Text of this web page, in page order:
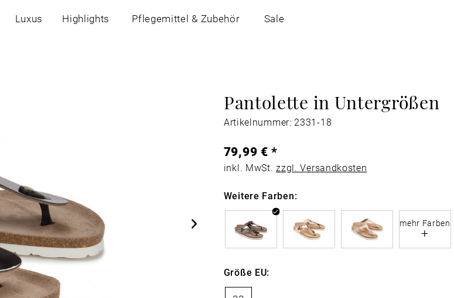
Luxus Highlights Pflegemittel & Zubehör Sale
Pantolette in Untergrößen
Artikelnummer: 2331-18
79,99 € *
inkl. MwSt.zzgl. Versandkosten
Weitere Farben:
mehr Farben
+
Größe EU: